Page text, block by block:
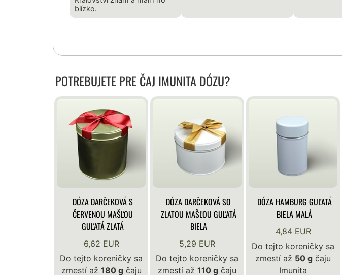
blízko.
POTREBUJETE PRE ČAJ IMUNITA DÓZU?
DÓZA DARČEKOVÁ S
ČERVENOU MAŠĽOU
GUĽATÁ ZLATÁ
6,62 EUR
Do tejto koreničky sa
zmestí až 180 gčaju
DÓZA DARČEKOVÁ SO
ZLATOU MAŠĽOU GUĽATÁ
BIELA
5,29 EUR
Do tejto koreničky sa
zmestí až 110 g čaju
DÓZA HAMBURG GUĽATÁ
BIELA MALÁ
4,84 EUR
Do tejto koreničky sa
zmestí až 50 g čaju
Imunita